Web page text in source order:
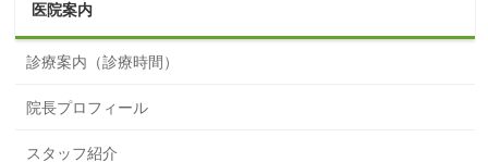
医院案内
診療案内（診療時間）
院長プロフィール
スタッフ紹介